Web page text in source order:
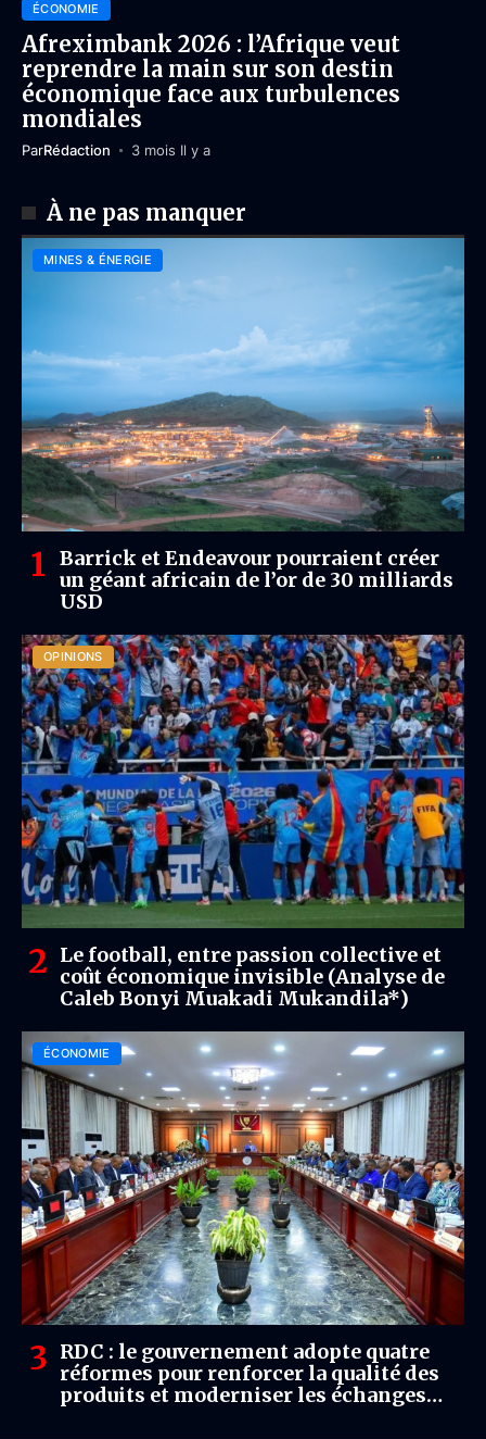
ÉCONOMIE
Afreximbank 2026 : l’Afrique veut
reprendre la main sur son destin
économique face aux turbulences
mondiales
ParRédaction 3 mois Il y a
À ne pas manquer
MINES & ÉNERGIE
Barrick et Endeavour pourraient créer
un géant africain de l’or de 30 milliards
USD
OPINIONS
Le football, entre passion collective et
coût économique invisible (Analyse de
Caleb Bonyi Muakadi Mukandila*)
ÉCONOMIE
RDC : le gouvernement adopte quatre
réformes pour renforcer la qualité des
produits et moderniser les échanges